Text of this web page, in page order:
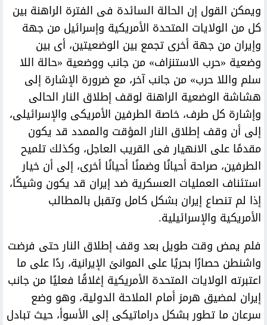
ويمكن القول إن الحالة السائدة فى الفترة الراهنة بين
كل من الولايات المتحدة الأمريكية وإسرائيل من جهة
وإيران من جهة أخرى تجمع بين الوضعيتين، أى بين
وضعية «حرب الاستنزاف» من جانب ووضعية «حالة اللا
سلم واللا حرب» من جانب آخر، مع ضرورة الإشارة إلى
هشاشة الوضعية الراهنة لوقف إطلاق النار الحالى
وإشارة كل طرف، خاصة الطرفين الأمريكى والإسرائيلى،
إلى أن وقف إطلاق النار المؤقت والممدد قد يكون
مقدمًا على الانهيار فى القريب العاجل، وكذلك تلميح
الطرفين، صراحة أحيانًا وضمنًا أحيانًا أخرى، إلى أن خيار
استئناف العمليات العسكرية ضد إيران قد يكون وشيكًا،
إذا لم تنصاع إيران بشكل كامل وتقبل بالمطالب
الأمريكية والإسرائيلية.
فلم يمض وقت طويل بعد وقف إطلاق النار حتى فرضت
واشنطن حصارًا بحريًا على الموانئ الإيرانية، ردًا على ما
اعتبرته الولايات المتحدة الأمريكية إغلاقًا فعليًا من جانب
إيران لمضيق هرمز أمام الملاحة الدولية، وهو وضع
سرعان ما تطور بشكل دراماتيكى إلى الأسوأ، حيث تبادل